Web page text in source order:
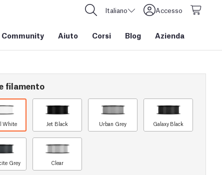
Italiano Accesso
Community Aiuto Corsi Blog Azienda
filamento
White Jet Black Urban Grey Galaxy Black
Grey Clear